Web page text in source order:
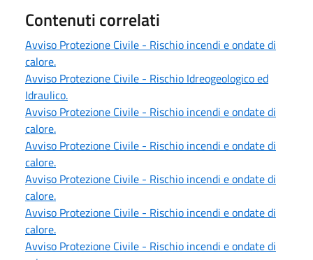
Contenuti correlati
Avviso Protezione Civile - Rischio incendi e ondate di
calore.
Avviso Protezione Civile - Rischio Idreogeologico ed
Idraulico.
Avviso Protezione Civile - Rischio incendi e ondate di
calore.
Avviso Protezione Civile - Rischio incendi e ondate di
calore.
Avviso Protezione Civile - Rischio incendi e ondate di
calore.
Avviso Protezione Civile - Rischio incendi e ondate di
calore.
Avviso Protezione Civile - Rischio incendi e ondate di